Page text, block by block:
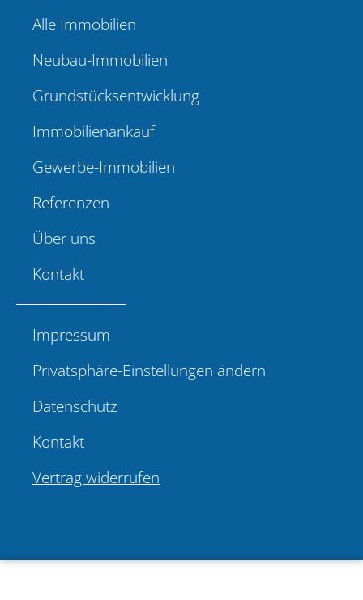
Alle Immobilien
Neubau-Immobilien
Grundstücksentwicklung
Immobilienankauf
Gewerbe-Immobilien
Referenzen
Über uns
Kontakt
Impressum
Privatsphäre-Einstellungen ändern
Datenschutz
Kontakt
Vertrag widerrufen